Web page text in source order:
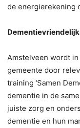
de energierekening
Dementievriendelijk
Amstelveen wordt
gemeente door
training ‘Samen
dementie in de
juiste zorg en
dementie en hun